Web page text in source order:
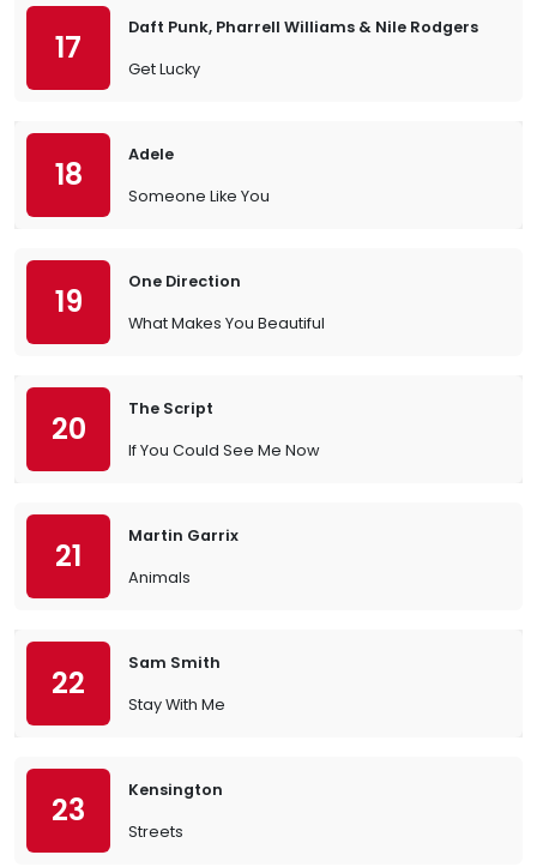
17
Daft Punk, Pharrell Williams & Nile Rodgers
Get Lucky
18
Adele
Someone Like You
19
One Direction
What Makes You Beautiful
20
The Script
If You Could See Me Now
21
Martin Garrix
Animals
22
Sam Smith
Stay With Me
23
Kensington
Streets